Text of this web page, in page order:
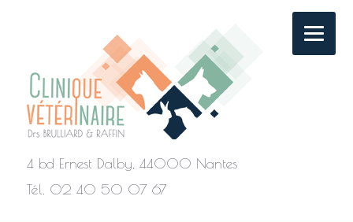
4 bd Ernest Dalby, 44000 Nantes
Tél. 02 40 50 07 67